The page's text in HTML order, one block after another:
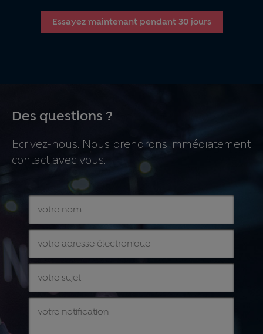
Essayez maintenant pendant 30 jours
Des questions ?
Ecrivez-nous. Nous prendrons immédiatement
contact avec vous.